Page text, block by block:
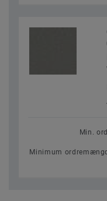
Min.
Minimum